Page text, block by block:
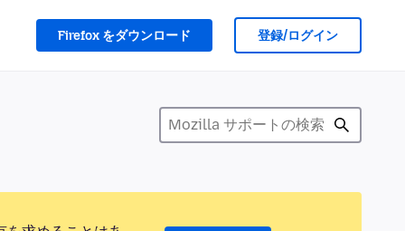
Firefox をダウンロード 登録/ログイン